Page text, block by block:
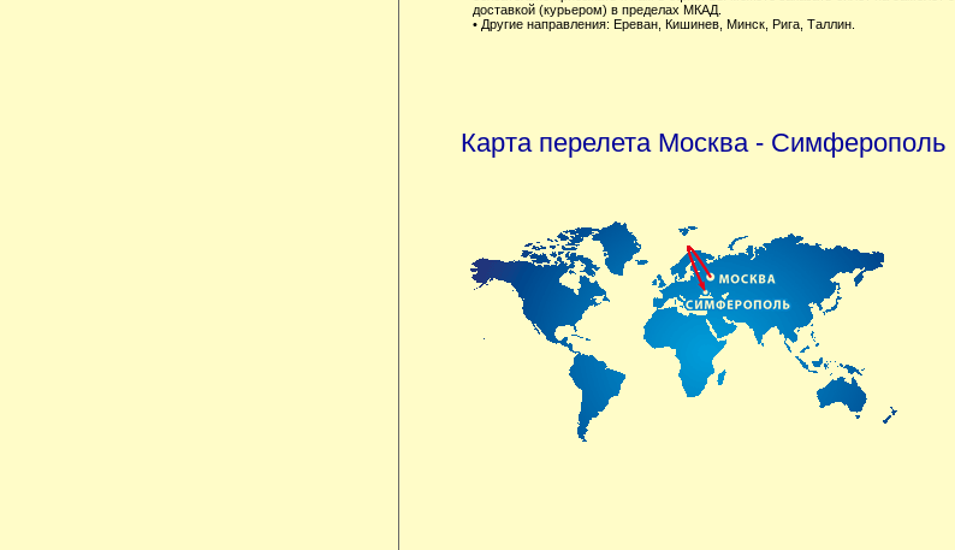
доставкой (курьером) в пределах МКАД.
• Другие направления: Ереван, Кишинев, Минск, Рига, Таллин.
Карта перелета Москва - Симферополь